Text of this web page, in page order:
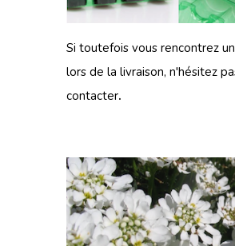
Si toutefois vous rencontrez
lors de la livraison, n'hésitez
contacter.